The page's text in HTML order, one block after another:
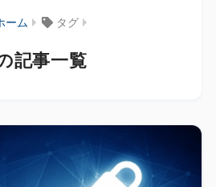
ーム タグ
記事一覧